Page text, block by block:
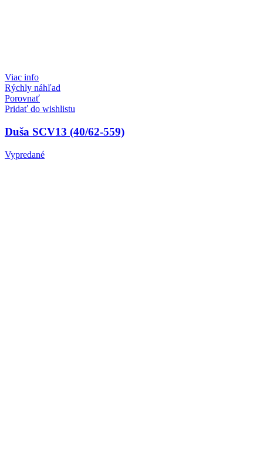
Viac info
Rýchly náhľad
Porovnať
Pridať do wishlistu
Duša SCV13 (40/62-559)
Vypredané